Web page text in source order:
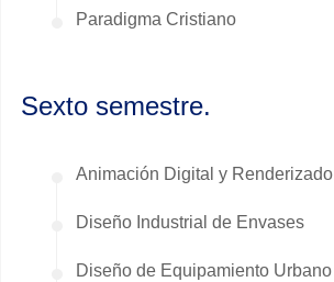
Paradigma Cristiano
Sexto semestre.
Animación Digital y Renderizado
Diseño Industrial de Envases
Diseño de Equipamiento Urbano